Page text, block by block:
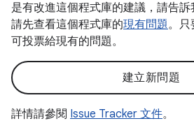
是有改進這個程式庫的建議，請告訴
請先查看這個程式庫的現有問題。只
可投票給現有的問題。
建立新問題
詳情請參閱 Issue Tracker 文件。